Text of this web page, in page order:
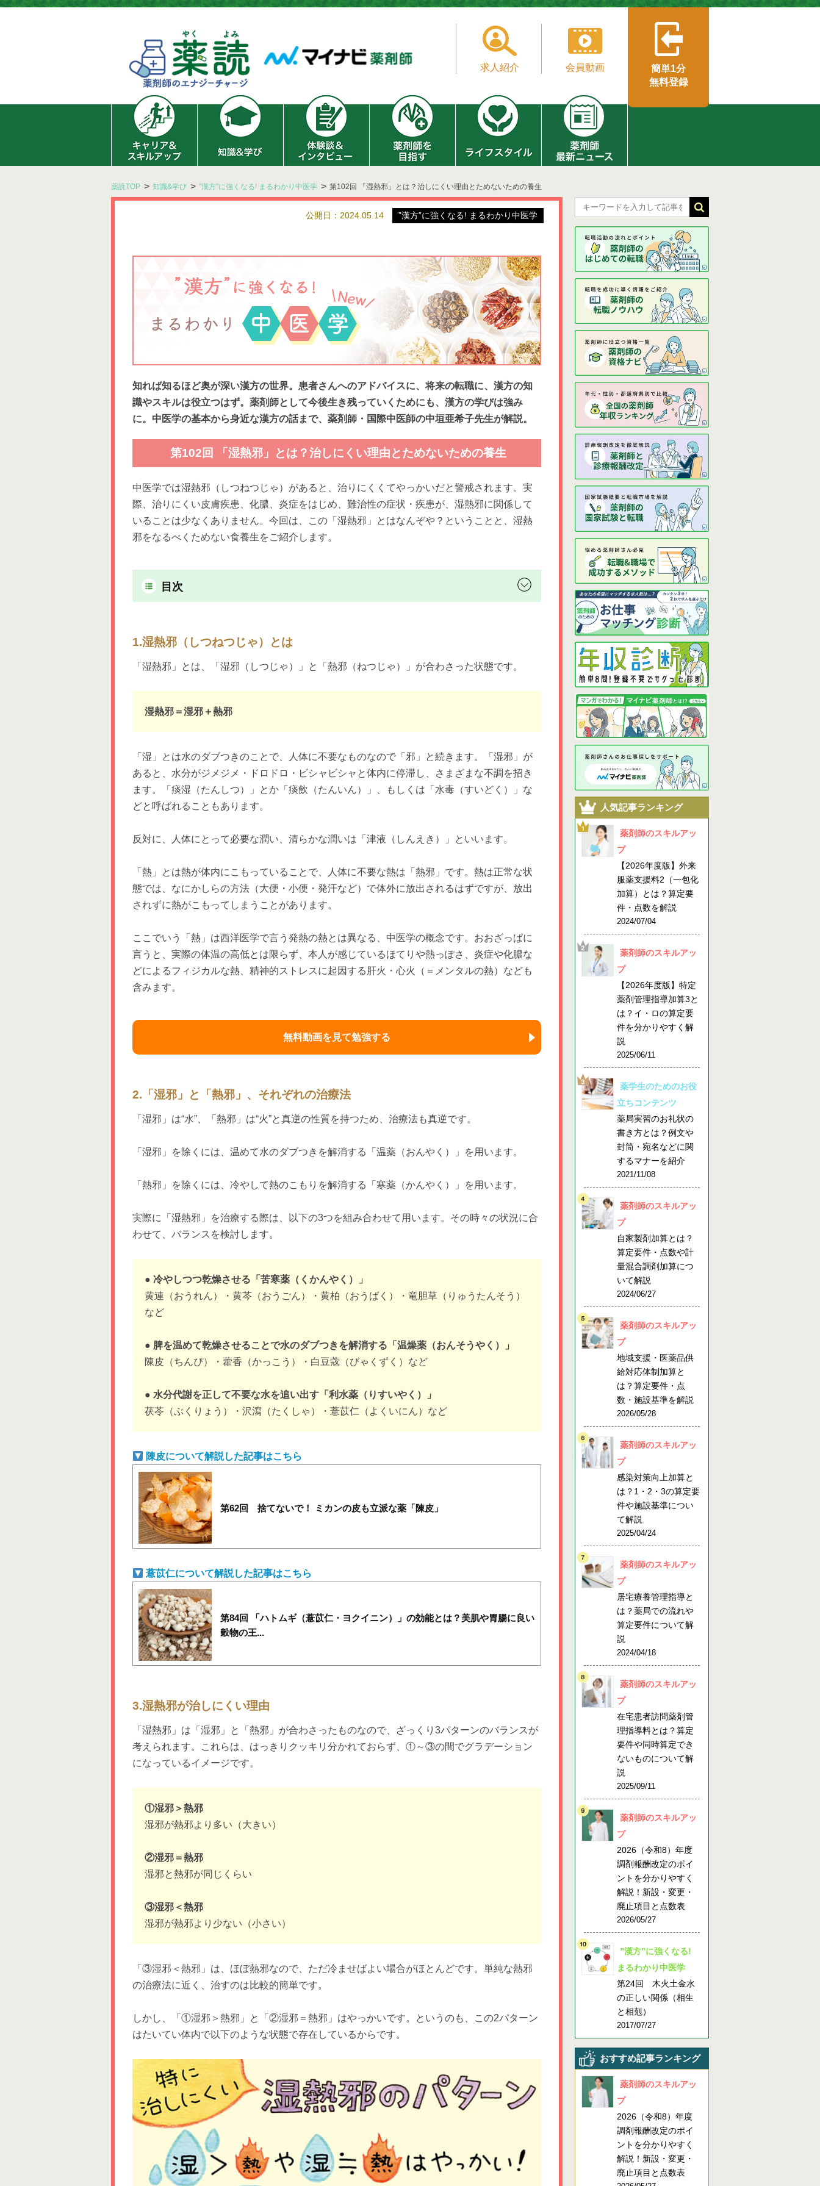
求人紹介 会員動画
簡単1分
無料登録
薬読TOP 知識&学び ”漢方”に強くなる! まるわかり中医学 第102回 「湿熱邪」とは？治しにくい理由とためないための養生
公開日：2024.05.14 ”漢方”に強くなる! まるわかり中医学
知れば知るほど奥が深い漢方の世界。患者さんへのアドバイスに、将来の転職に、漢方の知
識やスキルは役立つはず。薬剤師として今後生き残っていくためにも、漢方の学びは強み
に。中医学の基本から身近な漢方の話まで、薬剤師・国際中医師の中垣亜希子先生が解説。
第102回 「湿熱邪」とは？治しにくい理由とためないための養生
中医学では湿熱邪（しつねつじゃ）があると、治りにくくてやっかいだと警戒されます。実
際、治りにくい皮膚疾患、化膿、炎症をはじめ、難治性の症状・疾患が、湿熱邪に関係して
いることは少なくありません。今回は、この「湿熱邪」とはなんぞや？ということと、湿熱
邪をなるべくためない食養生をご紹介します。
目次
1.湿熱邪（しつねつじゃ）とは
「湿熱邪」とは、「湿邪（しつじゃ）」と「熱邪（ねつじゃ）」が合わさった状態です。
湿熱邪＝湿邪＋熱邪
「湿」とは水のダブつきのことで、人体に不要なものなので「邪」と続きます。「湿邪」が
あると、水分がジメジメ・ドロドロ・ビシャビシャと体内に停滞し、さまざまな不調を招き
ます。「痰湿（たんしつ）」とか「痰飲（たんいん）」、もしくは「水毒（すいどく）」な
どと呼ばれることもあります。
反対に、人体にとって必要な潤い、清らかな潤いは「津液（しんえき）」といいます。
「熱」とは熱が体内にこもっていることで、人体に不要な熱は「熱邪」です。熱は正常な状
態では、なにかしらの方法（大便・小便・発汗など）で体外に放出されるはずですが、放出
されずに熱がこもってしまうことがあります。
ここでいう「熱」は西洋医学で言う発熱の熱とは異なる、中医学の概念です。おおざっぱに
言うと、実際の体温の高低とは限らず、本人が感じているほてりや熱っぽさ、炎症や化膿な
どによるフィジカルな熱、精神的ストレスに起因する肝火・心火（＝メンタルの熱）なども
含みます。
無料動画を見て勉強する
2.「湿邪」と「熱邪」、それぞれの治療法
「湿邪」は“水”、「熱邪」は“火”と真逆の性質を持つため、治療法も真逆です。
「湿邪」を除くには、温めて水のダブつきを解消する「温薬（おんやく）」を用います。
「熱邪」を除くには、冷やして熱のこもりを解消する「寒薬（かんやく）」を用います。
実際に「湿熱邪」を治療する際は、以下の3つを組み合わせて用います。その時々の状況に合
わせて、バランスを検討します。
● 冷やしつつ乾燥させる「苦寒薬（くかんやく）」
黄連（おうれん）・黄芩（おうごん）・黄柏（おうばく）・竜胆草（りゅうたんそう）
など
● 脾を温めて乾燥させることで水のダブつきを解消する「温燥薬（おんそうやく）」
陳皮（ちんぴ）・藿香（かっこう）・白豆蔲（びゃくずく）など
● 水分代謝を正して不要な水を追い出す「利水薬（りすいやく）」
茯苓（ぶくりょう）・沢瀉（たくしゃ）・薏苡仁（よくいにん）など
陳皮について解説した記事はこちら
第62回 捨てないで！ ミカンの皮も立派な薬「陳皮」
薏苡仁について解説した記事はこちら
第84回 「ハトムギ（薏苡仁・ヨクイニン）」の効能とは？美肌や胃腸に良い
穀物の王...
3.湿熱邪が治しにくい理由
「湿熱邪」は「湿邪」と「熱邪」が合わさったものなので、ざっくり3パターンのバランスが
考えられます。これらは、はっきりクッキリ分かれておらず、①～③の間でグラデーション
になっているイメージです。
①湿邪＞熱邪
湿邪が熱邪より多い（大きい）
②湿邪＝熱邪
湿邪と熱邪が同じくらい
③湿邪＜熱邪
湿邪が熱邪より少ない（小さい）
「③湿邪＜熱邪」は、ほぼ熱邪なので、ただ冷ませばよい場合がほとんどです。単純な熱邪
の治療法に近く、治すのは比較的簡単です。
しかし、「①湿邪＞熱邪」と「②湿邪＝熱邪」はやっかいです。というのも、この2パターン
はたいてい体内で以下のような状態で存在しているからです。
人気記事ランキング
薬剤師のスキルアッ
プ
【2026年度版】外来
服薬支援料2（一包化
加算）とは？算定要
件・点数を解説
2024/07/04
薬剤師のスキルアッ
プ
【2026年度版】特定
薬剤管理指導加算3と
は？イ・ロの算定要
件を分かりやすく解
説
2025/06/11
薬学生のためのお役
立ちコンテンツ
薬局実習のお礼状の
書き方とは？例文や
封筒・宛名などに関
するマナーを紹介
2021/11/08
薬剤師のスキルアッ
プ
自家製剤加算とは？
算定要件・点数や計
量混合調剤加算につ
いて解説
2024/06/27
薬剤師のスキルアッ
プ
地域支援・医薬品供
給対応体制加算と
は？算定要件・点
数・施設基準を解説
2026/05/28
薬剤師のスキルアッ
プ
感染対策向上加算と
は？1・2・3の算定要
件や施設基準につい
て解説
2025/04/24
薬剤師のスキルアッ
プ
居宅療養管理指導と
は？薬局での流れや
算定要件について解
説
2024/04/18
薬剤師のスキルアッ
プ
在宅患者訪問薬剤管
理指導料とは？算定
要件や同時算定でき
ないものについて解
説
2025/09/11
薬剤師のスキルアッ
プ
2026（令和8）年度
調剤報酬改定のポイ
ントを分かりやすく
解説！新設・変更・
廃止項目と点数表
2026/05/27
”漢方”に強くなる!
まるわかり中医学
第24回 木火土金水
の正しい関係（相生
と相剋）
2017/07/27
おすすめ記事ランキング
薬剤師のスキルアッ
プ
2026（令和8）年度
調剤報酬改定のポイ
ントを分かりやすく
解説！新設・変更・
廃止項目と点数表